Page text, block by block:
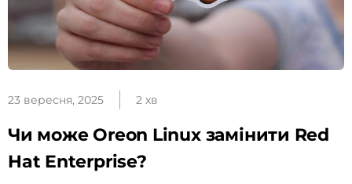
23 вересня, 2025 2 хв
Чи може Oreon Linux замінити Red
Hat Enterprise?